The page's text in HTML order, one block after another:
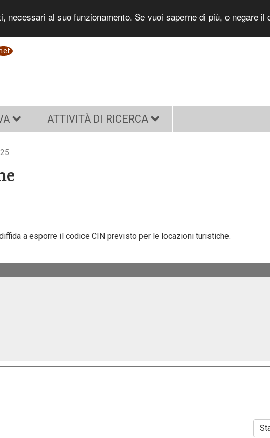
al suo funzionamento. Se vuoi saperne di più, o negare
ATTIVITÀ DI RICERCA
a esporre il codice CIN previsto per le locazioni turistiche.